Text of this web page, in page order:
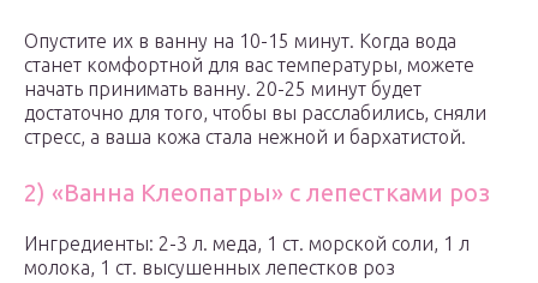
Опустите их в ванну на 10-15 минут. Когда вода
станет комфортной для вас температуры, можете
начать принимать ванну. 20-25 минут будет
достаточно для того, чтобы вы расслабились, сняли
стресс, а ваша кожа стала нежной и бархатистой.
2) «Ванна Клеопатры» с лепестками роз
Ингредиенты: 2-3 л. меда, 1 ст. морской соли, 1 л
молока, 1 ст. высушенных лепестков роз